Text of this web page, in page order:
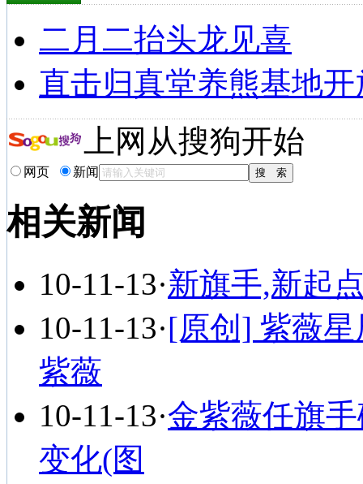
二月二抬头龙见喜
直击归真堂养熊基地开
上网从搜狗开始
网页 新闻
相关新闻
10-11-13·新旗手,新起
10-11-13·[原创] 紫薇
紫薇
10-11-13·金紫薇任旗
变化(图